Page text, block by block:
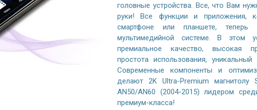
головные устройства. Все, что Вам
руки! Все функции и приложения,
смартфоне или планшете,
мультимедийной системе. В этом
премиальное качество, высокая
простота использования,
Современные компоненты и
делают 2K Ultra-Premium магнитолу
AN50/AN60 (2004-2015) лидером
премиум-класса!